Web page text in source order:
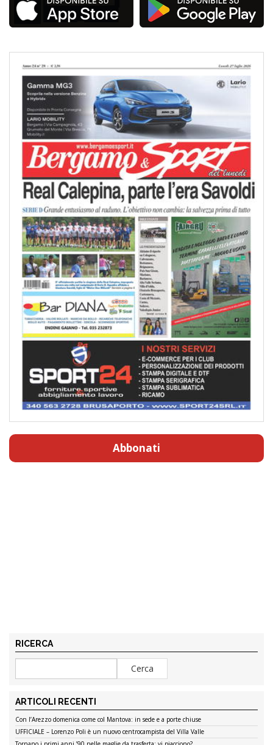
Abbonati
RICERCA
ARTICOLI RECENTI
Con l’Arezzo domenica come col Mantova: in sede e a porte chiuse
UFFICIALE – Lorenzo Poli è un nuovo centrocampista del Villa Valle